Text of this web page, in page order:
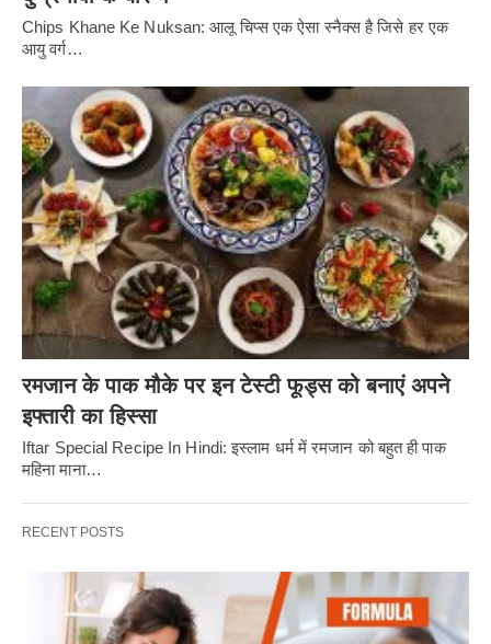
Chips Khane Ke Nuksan: आलू चिप्स एक ऐसा स्नैक्स है जिसे हर एक
आयु वर्ग…
रमजान के पाक मौके पर इन टेस्टी फूड्स को बनाएं अपने
इफ्तारी का हिस्सा
Iftar Special Recipe In Hindi: इस्लाम धर्म में रमजान को बहुत ही पाक
महिना माना…
RECENT POSTS